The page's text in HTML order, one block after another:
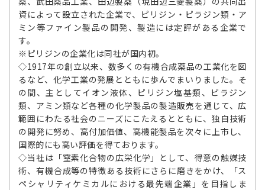
資によって設立された企業で、ピリジン・ピラジン類・ア
ミン等ファイン製品の開発、製造には定評がある企業で
す。
※ピリジンの企業化は同社が国内初。
◇1917年の創立以来、数多くの有機合成薬品の工業化を図
るなど、化学工業の発展とともに歩んでまいりました。そ
の間、主としてイオン液体、ピリジン塩基類、ピラジン
類、アミン類など各種の化学製品の製造販売を通じて、広
範囲にわたる社会のニーズにこたえるとともに、独自技術
の開発に努め、高付加価値、高機能製品を次々に上市し、
国際的にも高い評価を得ております。
◇当社は「窒素化合物の広栄化学」として、得意の触媒技
術、有機合成等の特徴ある技術にさらに磨きをかけ、「ス
ペシャリティケミカルにおける最先端企業」を目指しま